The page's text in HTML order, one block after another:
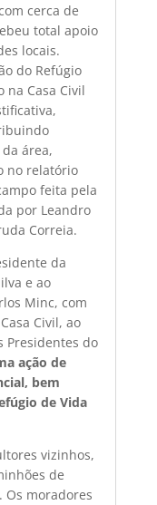
cerca de
total apoio
locais.
do Refúgio
na Casa Civil
área,
no relatório
feita pela
por Leandro
Correia.
da
e ao
Minc, com
Civil, ao
Presidentes do
ação de
bem
de Vida
vizinhos,
de
Os moradores